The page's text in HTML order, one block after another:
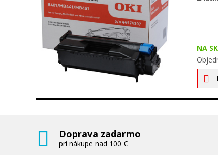
NA
Doprava zadarmo
pri nákupe nad 100 €